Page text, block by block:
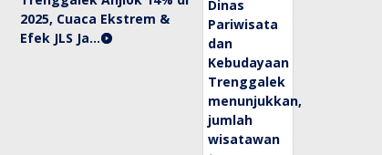
2025, Cuaca Ekstrem &
Efek JLS Ja…